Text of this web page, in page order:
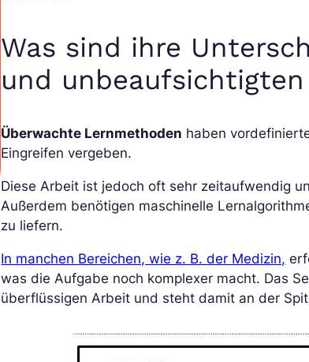
Was sind ihre
und
Überwachte Lernmethoden haben
Eingreifen vergeben.
Diese Arbeit ist jedoch oft sehr zeitaufwendig
Außerdem benötigen maschinelle
zu liefern.
In manchen Bereichen, wie z. B. der Medizin,
was die Aufgabe noch komplexer macht. Das
überflüssigen Arbeit und steht damit an der